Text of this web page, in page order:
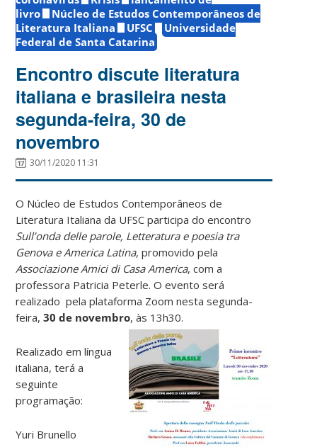
livro
Núcleo de Estudos Contemporâneos de
Literatura Italiana
UFSC
Universidade
Federal de Santa Catarina
Encontro discute literatura
italiana e brasileira nesta
segunda-feira, 30 de
novembro
30/11/2020 11:31
O Núcleo de Estudos Contemporâneos de
Literatura Italiana da UFSC participa do encontro
Sull’onda delle parole, Letteratura e poesia tra
Genova e America Latina,promovido pela
Associazione Amici di Casa America, com a
professora Patricia Peterle. O evento será
realizado pela plataforma Zoom nesta segunda-
feira,30 de novembro, às 13h30.
Realizado em língua
italiana, terá a
seguinte
programação:
Yuri Brunello